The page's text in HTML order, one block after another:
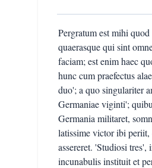
Pergratum est mihi
quaerasque qui sint
faciam; est enim haec
hunc cum praefectus
duo'; a quo singulariter
Germaniae viginti';
Germania militaret,
latissime victor ibi periit,
assereret. 'Studiosi
incunabulis instituit et